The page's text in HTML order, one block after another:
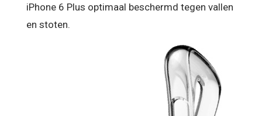
iPhone 6 Plus optimaal beschermd tegen vallen
en stoten.